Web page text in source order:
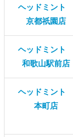
ヘッドミント
京都祇園店
ヘッドミント
和歌山駅前店
ヘッドミント
本町店